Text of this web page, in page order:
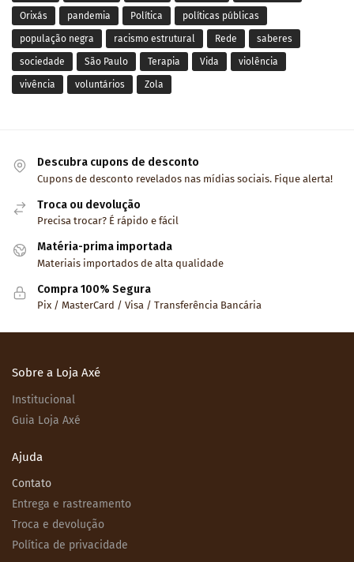
Orixás pandemia Política políticas públicas
população negra racismo estrutural Rede saberes
sociedade São Paulo Terapia Vida violência
vivência voluntários Zola
Descubra cupons de desconto
Cupons de desconto revelados nas mídias sociais. Fique alerta!
Troca ou devolução
Precisa trocar? É rápido e fácil
Matéria-prima importada
Materiais importados de alta qualidade
Compra 100% Segura
Pix / MasterCard / Visa / Transferência Bancária
Sobre a Loja Axé
Institucional
Guia Loja Axé
Ajuda
Contato
Entrega e rastreamento
Troca e devolução
Política de privacidade